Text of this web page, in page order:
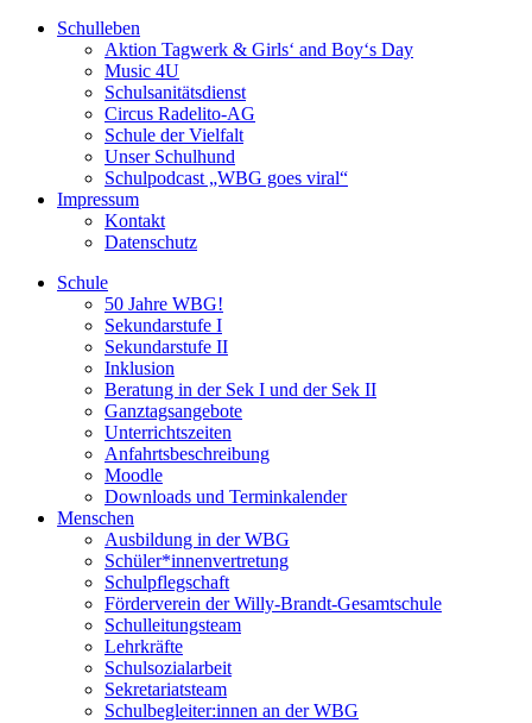
Schulleben
Aktion Tagwerk & Girls‘ and Boy‘s Day
Music 4U
Schulsanitätsdienst
Circus Radelito-AG
Schule der Vielfalt
Unser Schulhund
Schulpodcast „WBG goes viral“
Impressum
Kontakt
Datenschutz
Schule
50 Jahre WBG!
Sekundarstufe I
Sekundarstufe II
Inklusion
Beratung in der Sek I und der Sek II
Ganztagsangebote
Unterrichtszeiten
Anfahrtsbeschreibung
Moodle
Downloads und Terminkalender
Menschen
Ausbildung in der WBG
Schüler*innenvertretung
Schulpflegschaft
Förderverein der Willy-Brandt-Gesamtschule
Schulleitungsteam
Lehrkräfte
Schulsozialarbeit
Sekretariatsteam
Schulbegleiter:innen an der WBG